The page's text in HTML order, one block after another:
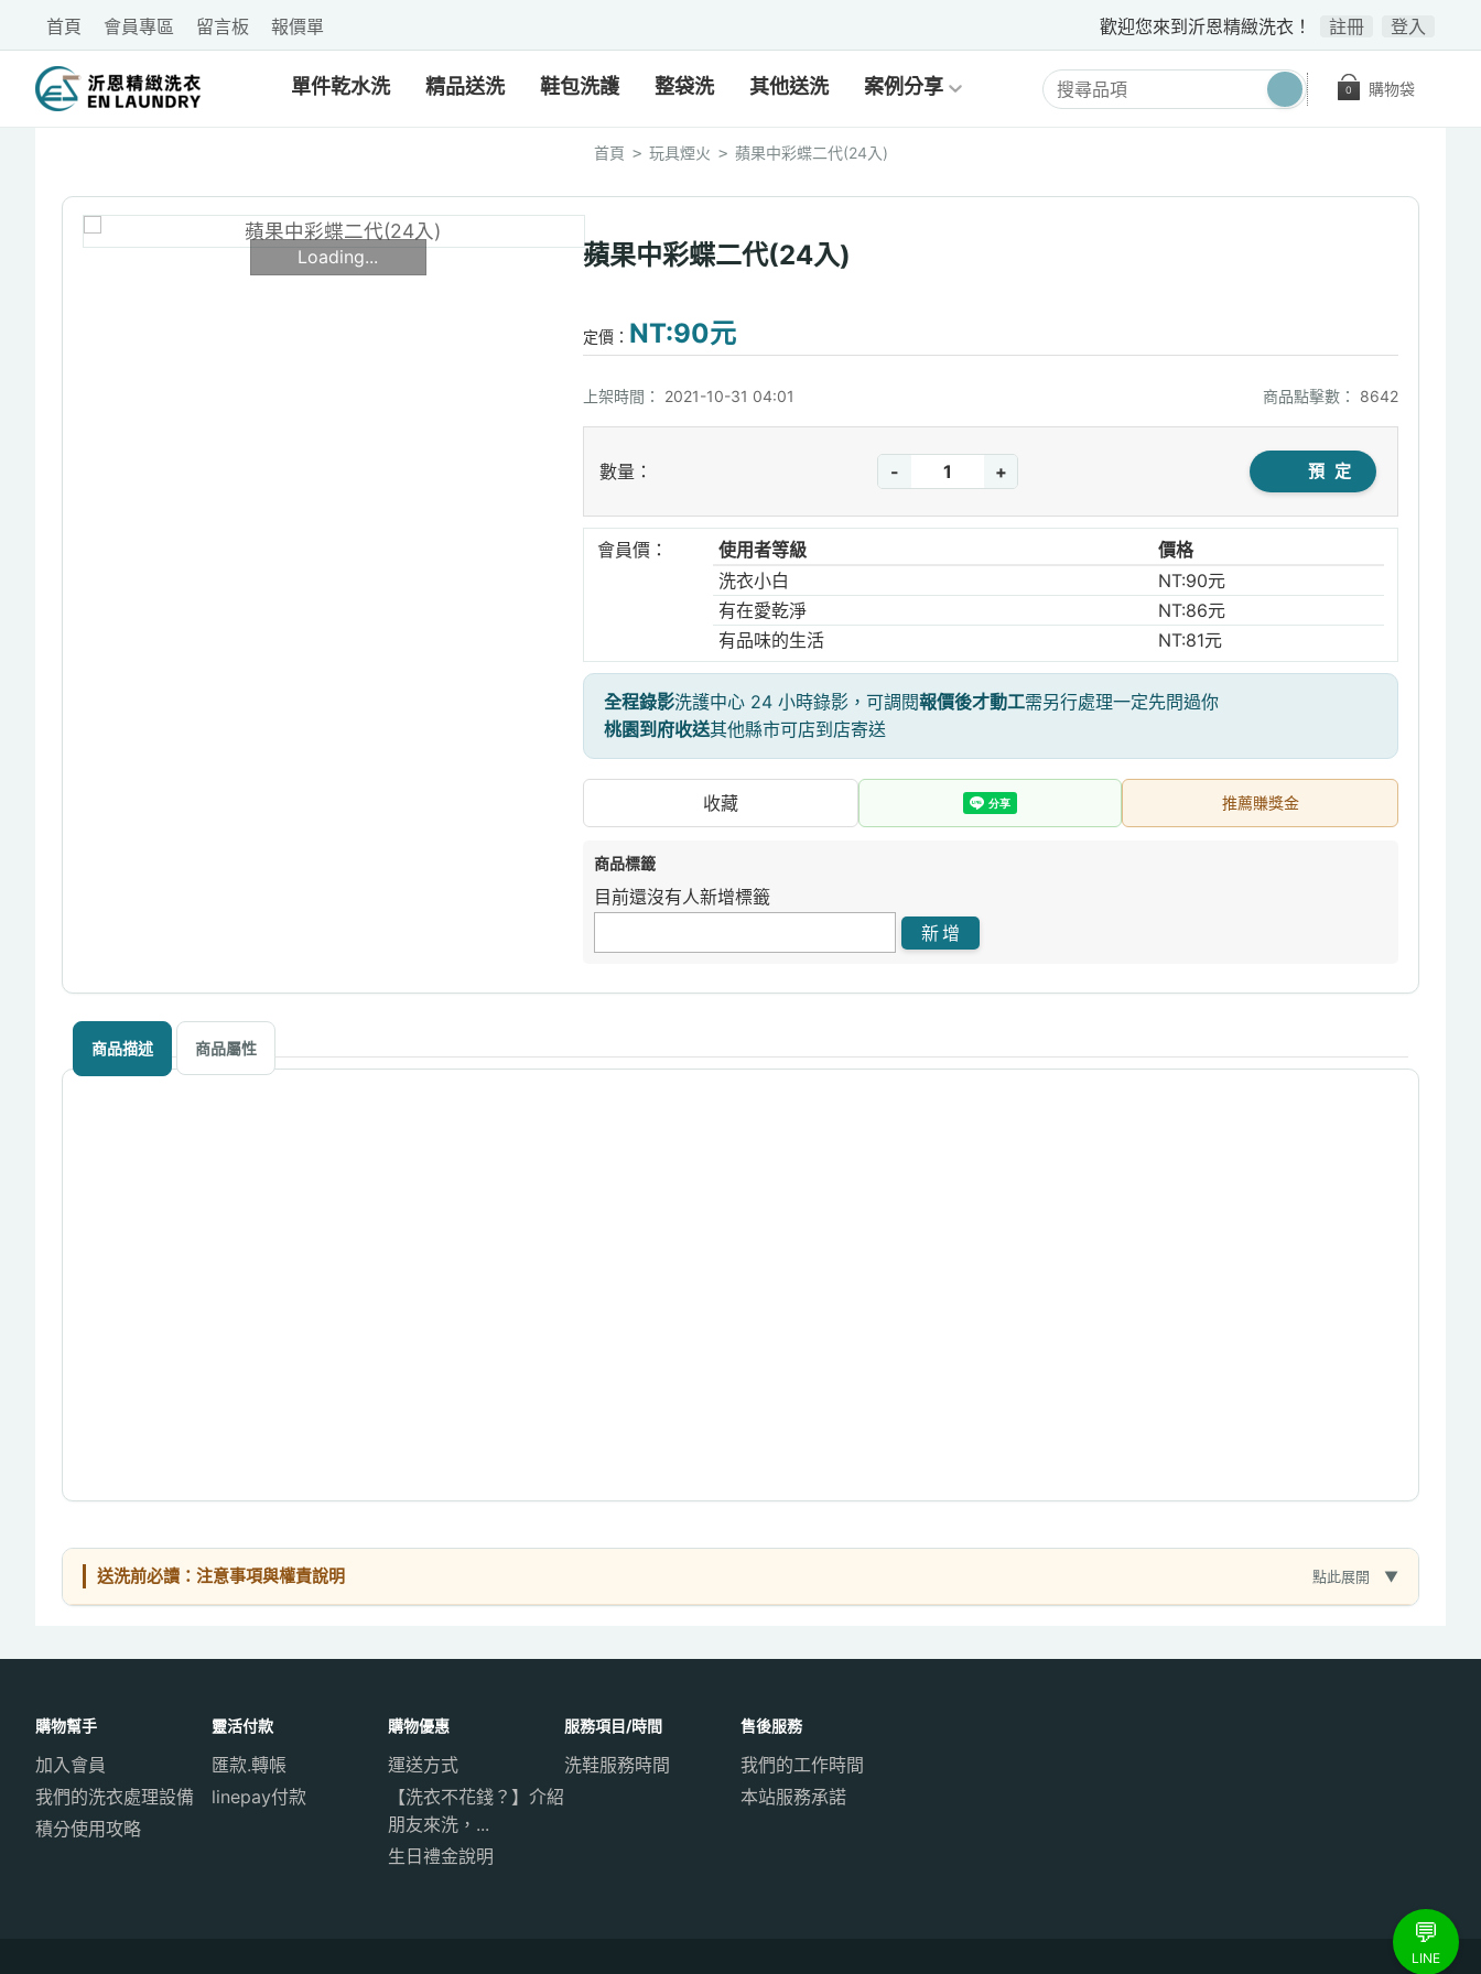
歡迎您來到沂恩精緻洗衣！ 註冊 登入
首頁 會員專區 留言板 報價單
單件乾水洗 精品送洗 鞋包洗護 整袋洗 其他送洗 案例分享 購物袋
0
首頁 > 玩具煙火 > 蘋果中彩蝶二代(24入)
蘋果中彩蝶二代(24入)
定價： NT:90元
上架時間： 2021-10-31 04:01 商品點擊數： 8642
數量： - + 預 定
會員價： 使用者等級
價格
洗衣小白
NT:90元
有在愛乾淨
NT:86元
有品味的生活
NT:81元
全程錄影洗護中心 24 小時錄影，可調閱報價後才動工需另行處理一定先問過你
桃園到府收送其他縣市可店到店寄送
收藏 推薦賺獎金
商品標籤
目前還沒有人新增標籤
Loading...
商品描述 商品屬性
送洗前必讀：注意事項與權責說明 點此展開
購物幫手
加入會員
我們的洗衣處理設備
積分使用攻略
靈活付款
匯款.轉帳
linepay付款
購物優惠
運送方式
【洗衣不花錢？】介紹
朋友來洗，...
生日禮金說明
服務項目/時間
洗鞋服務時間
售後服務
我們的工作時間
本站服務承諾
💬
LINE